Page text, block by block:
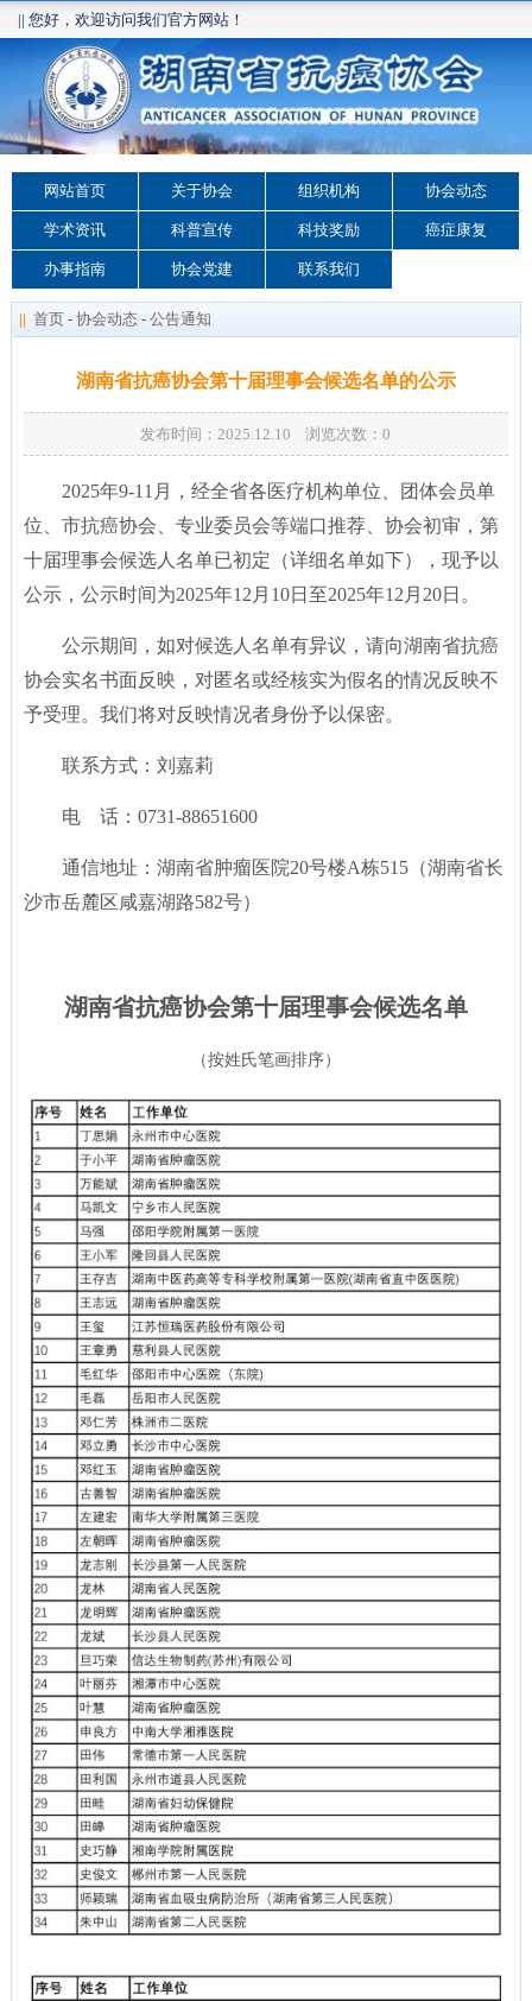
|| 您好，欢迎访问我们官方网站！
网站首页 关于协会 组织机构 协会动态
学术资讯 科普宣传 科技奖励 癌症康复
办事指南 协会党建 联系我们
|| 首页 - 协会动态 - 公告通知
湖南省抗癌协会第十届理事会候选名单的公示
发布时间：2025.12.10 浏览次数：0
2025年9-11月，经全省各医疗机构单位、团体会员单
位、市抗癌协会、专业委员会等端口推荐、协会初审，第
十届理事会候选人名单已初定（详细名单如下），现予以
公示，公示时间为2025年12月10日至2025年12月20日。
公示期间，如对候选人名单有异议，请向湖南省抗癌
协会实名书面反映，对匿名或经核实为假名的情况反映不
予受理。我们将对反映情况者身份予以保密。
联系方式：刘嘉莉
电 话：0731-88651600
通信地址：湖南省肿瘤医院20号楼A栋515（湖南省长
沙市岳麓区咸嘉湖路582号）
湖南省抗癌协会第十届理事会候选名单
（按姓氏笔画排序）